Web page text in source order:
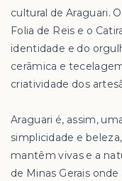
cultural de Araguari.
Folia de Reis e o
identidade e do
cerâmica e
criatividade dos
Araguari é, assim,
simplicidade e
mantêm vivas e a
de Minas Gerais